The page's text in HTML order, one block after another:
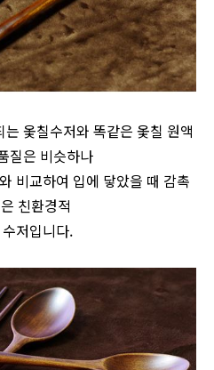
옻칠수저와 똑같은 옻칠 원액
질은 비슷하나
비교하여 입에 닿았을 때 감촉
친환경적
저입니다.